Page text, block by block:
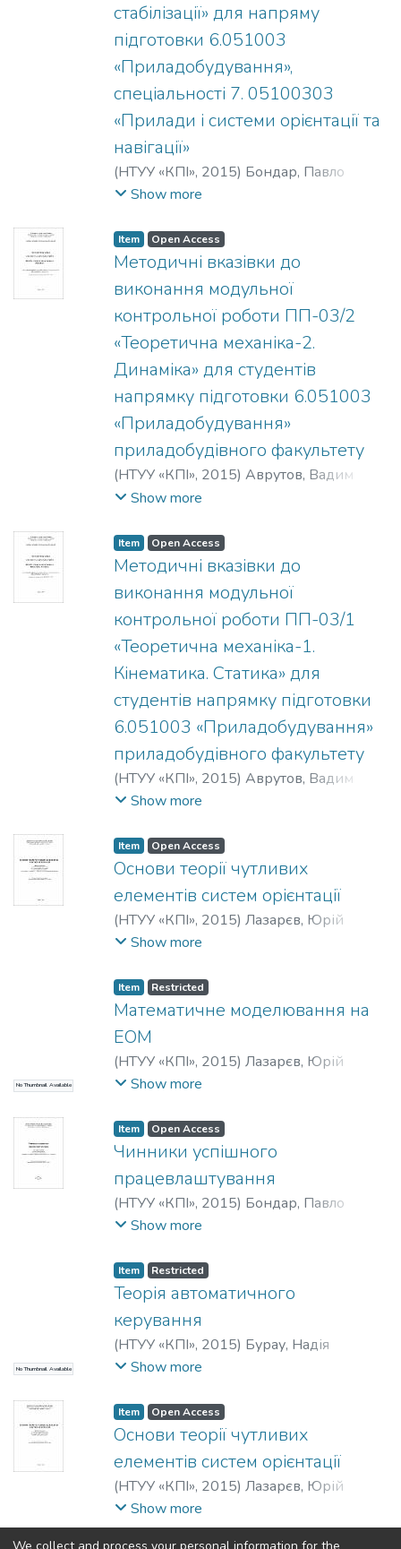
стабілізації» для напряму
підготовки 6.051003
«Приладобудування»,
спеціальності 7. 05100303
«Прилади і системи орієнтації та
навігації»
(НТУУ «КПІ», 2015) Бондар, Павло
Михайлович;
Show more
Item Open Access
Методичні вказівки до
виконання модульної
контрольної роботи ПП-03/2
«Теоретична механіка-2.
Динаміка» для студентів
напрямку підготовки 6.051003
«Приладобудування»
приладобудівного факультету
(НТУУ «КПІ», 2015) Аврутов, Вадим
Вікторович
Show more
Item Open Access
Методичні вказівки до
виконання модульної
контрольної роботи ПП-03/1
«Теоретична механіка-1.
Кінематика. Статика» для
студентів напрямку підготовки
6.051003 «Приладобудування»
приладобудівного факультету
(НТУУ «КПІ», 2015) Аврутов, Вадим
Вікторович
Show more
Item Open Access
Основи теорії чутливих
елементів cистем орієнтації
(НТУУ «КПІ», 2015) Лазарєв, Юрій
Федорович
Show more
No Thumbnail Available
Item Restricted
Математичне моделювання на
ЕОМ
(НТУУ «КПІ», 2015) Лазарєв, Юрій
Федорович;Півторак, Діана
Леонідович
Show more
Item Open Access
Чинники успішного
працевлаштування
(НТУУ «КПІ», 2015) Бондар, Павло
Михайлович;
Олександрівна
Михайлович
Show more
No Thumbnail Available
Item Restricted
Теорія автоматичного
керування
(НТУУ «КПІ», 2015) Бурау, Надія
Іванівна;Півторак, Діана Олександрівна
Show more
Item Open Access
Основи теорії чутливих
елементів систем орієнтації
(НТУУ «КПІ», 2015) Лазарєв, Юрій
Федорович
Show more